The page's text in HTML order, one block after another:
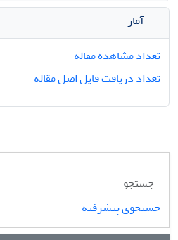
آمار
تعداد مشاهده مقاله
تعداد دریافت فایل اصل مقاله
جستجوی پیشرفته